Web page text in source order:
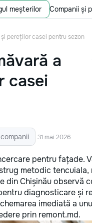
meșterilor Companii și
pereților casei pentru sezon
a
casei
31 mai 2026
pentru fațade.
metodic
Chișinău observă
diagnosticare și
imediată a
prin remont.md.